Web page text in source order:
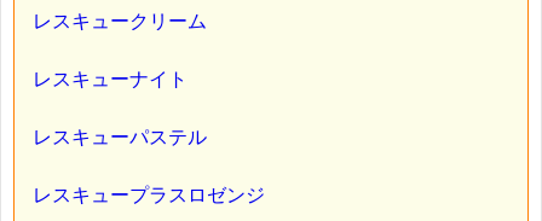
レスキュークリーム
レスキューナイト
レスキューパステル
レスキュープラスロゼンジ